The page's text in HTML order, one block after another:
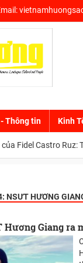
Thông tin Kinh
Fidel Castro Ruz:
NSƯT HƯƠNG
Hương Giang ra